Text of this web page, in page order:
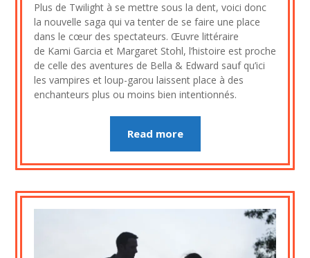
3
septembre
2023
Plus de Twilight à se mettre sous la dent, voici donc
la nouvelle saga qui va tenter de se faire une place
dans le cœur des spectateurs. Œuvre littéraire
de Kami Garcia et Margaret Stohl, l’histoire est proche
de celle des aventures de Bella & Edward sauf qu’ici
les vampires et loup-garou laissent place à des
enchanteurs plus ou moins bien intentionnés.
Read more